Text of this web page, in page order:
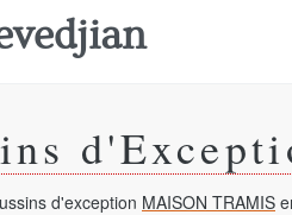
d'exception MAISON TRAMIS